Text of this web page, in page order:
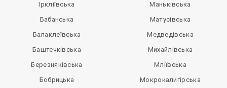
Іркліївська
Бабанська
Балаклеївська
Баштечківська
Березняківська
Бобрицька
Маньківська
Матусівська
Медведівська
Михайлівська
Мліївська
Мокрокалигірська